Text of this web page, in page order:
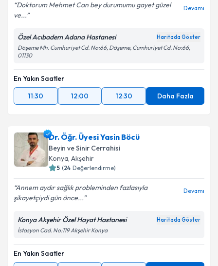
Doktorum Mehmet Can bey durumumu gayet güzel
ve...
Devamı
Özel Acıbadem Adana Hastanesi Haritada Göster
Döşeme Mh. Cumhuriyet Cd. No:66, Döşeme, Cumhuriyet Cd. No:66,
01130
En Yakın Saatler
11:30
12:00 12:30 Daha Fazla
Dr. Öğr. Üyesi Yasin Böcü
Beyin ve Sinir Cerrahisi
Konya, Akşehir
5 (24 Değerlendirme)
Annem aydır sağlık probleminden fazlasıyla
şikayetçiydi gün önce...
Devamı
Konya Akşehir Özel Hayat Hastanesi Haritada Göster
İstasyon Cad. No:119 Akşehir Konya
En Yakın Saatler